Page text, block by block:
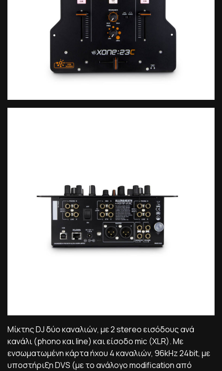
Μίκτης DJ δύο καναλιών, με 2 stereo εισόδους ανά
κανάλι (phono και line) και είσοδο mic (XLR). Με
ενσωματωμένη κάρτα ήχου 4 καναλιών, 96kHz 24bit, με
υποστήριξη DVS (με το ανάλογο modification από